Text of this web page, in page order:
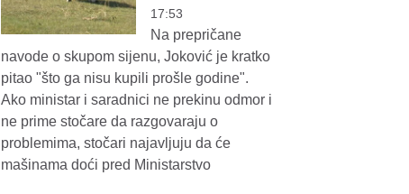
17:53
Na prepričane
navode o skupom sijenu, Joković je kratko
pitao "što ga nisu kupili prošle godine".
Ako ministar i saradnici ne prekinu odmor i
ne prime stočare da razgovaraju o
problemima, stočari najavljuju da će
mašinama doći pred Ministarstvo